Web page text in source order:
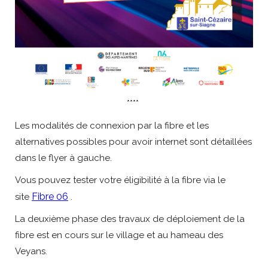
****
Les modalités de connexion par la fibre et les
alternatives possibles pour avoir internet sont détaillées
dans le flyer à gauche.
Vous pouvez tester votre éligibilité à la fibre via le
site Fibre 06 .
La deuxième phase des travaux de déploiement de la
fibre est en cours sur le village et au hameau des
Veyans.